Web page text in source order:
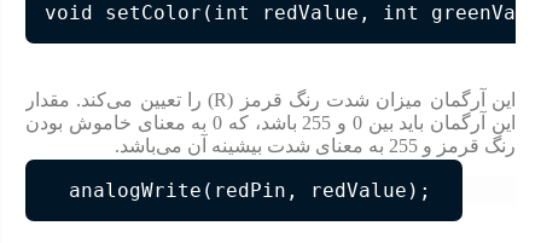
void setColor(int redValue, int
این آرگمان میزان شدت رنگ قرمز (R) را تعیین می‌کند. مقدار
این آرگمان باید بین 0 و 255 باشد، که 0 به معنای خاموش بودن
رنگ قرمز و 255 به معنای شدت بیشینه آن می‌باشد.
  analogWrite(redPin, redValue);